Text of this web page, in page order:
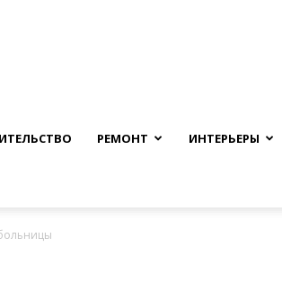
РЕМОНТ ИНТЕРЬЕРЫ